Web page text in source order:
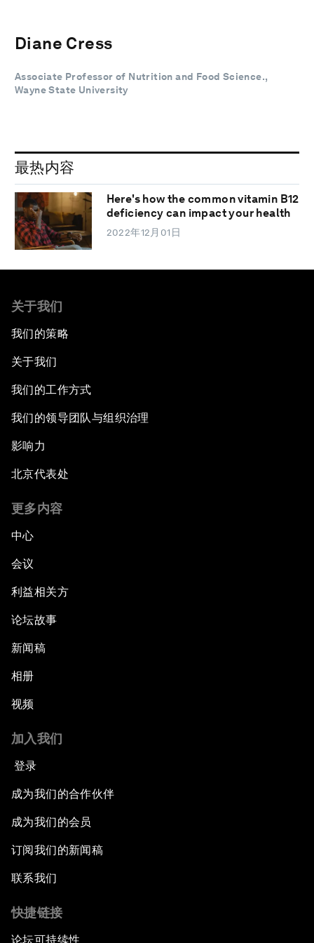
Diane Cress
Associate Professor of Nutrition and Food Science.,
Wayne State University
最热内容
Here's how the common vitamin B12
deficiency can impact your health
2022年12月01日
关于我们
我们的策略
关于我们
我们的工作方式
我们的领导团队与组织治理
影响力
北京代表处
更多内容
中心
会议
利益相关方
论坛故事
新闻稿
相册
视频
加入我们
登录
成为我们的合作伙伴
成为我们的会员
订阅我们的新闻稿
联系我们
快捷链接
论坛可持续性